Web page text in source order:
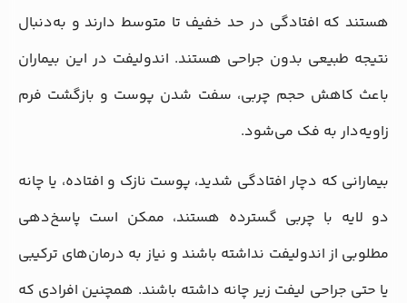
هستند که افتادگی در حد خفیف تا متوسط دارند و به‌دنبال
نتیجه طبیعی بدون جراحی هستند. اندولیفت در این بیماران
باعث کاهش حجم چربی، سفت شدن پوست و بازگشت فرم
زاویه‌دار به فک می‌شود.
بیمارانی که دچار افتادگی شدید، پوست نازک و افتاده، یا چانه
دو لایه با چربی گسترده هستند، ممکن است پاسخ‌دهی
مطلوبی از اندولیفت نداشته باشند و نیاز به درمان‌های ترکیبی
یا حتی جراحی لیفت زیر چانه داشته باشند. همچنین افرادی که